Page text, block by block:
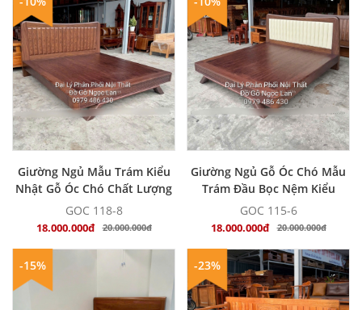
MUA NGAY
Giường Ngủ Mẫu Trám Kiểu
Nhật Gỗ Óc Chó Chất Lượng
Bền Đẹp
GOC 118-8
18.000.000đ 20.000.000đ
MUA NGAY
Giường Ngủ Gỗ Óc Chó Mẫu
Trám Đầu Bọc Nệm Kiểu
Nhật - Hiện Đại, Sang Trọng
GOC 115-6
18.000.000đ 20.000.000đ
-15% -23%